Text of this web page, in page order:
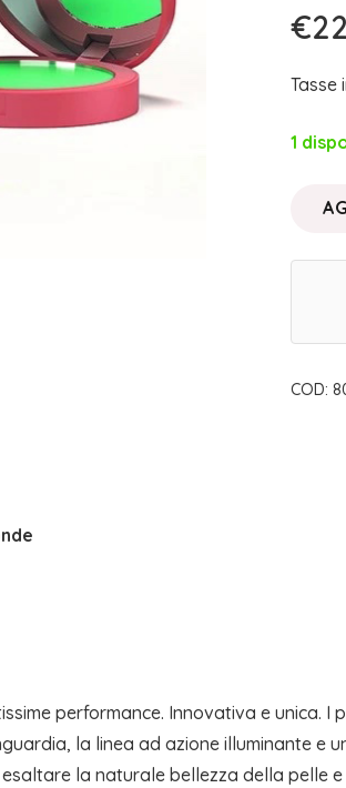
€
Tasse
1
COD:
performance. Innovativa e unica.
la linea ad azione illuminante
la naturale bellezza della pelle